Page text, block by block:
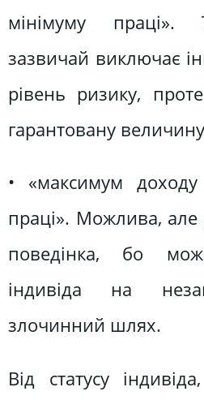
мінімуму праці».
зазвичай виключає
рівень ризику,
гарантовану
• «максимум
праці». Можлива,
поведінка, бо
індивіда на
злочинний шлях.
Від статусу